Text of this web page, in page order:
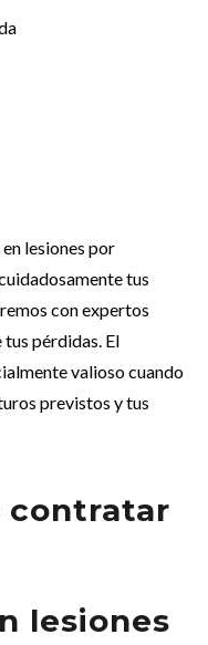
lesiones por
tus
con expertos
pérdidas. El
valioso cuando
previstos y tus
contratar
lesiones